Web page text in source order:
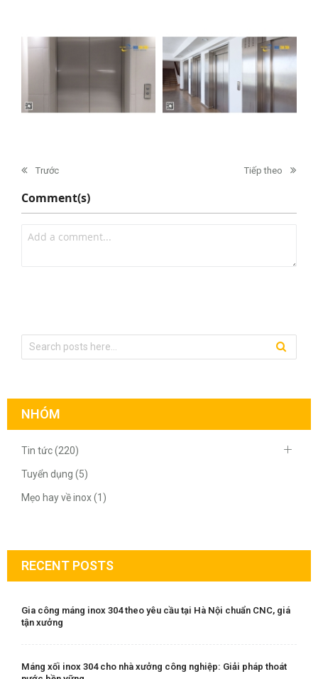
Trước Tiếp theo
Comment(s)
NHÓM
Tin tức (220)
Tuyển dụng (5)
Mẹo hay về inox (1)
RECENT POSTS
Gia công máng inox 304 theo yêu cầu tại Hà Nội chuẩn CNC, giá
tận xưởng
Máng xối inox 304 cho nhà xưởng công nghiệp: Giải pháp thoát